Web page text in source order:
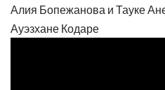
Алия Бопежанова и Тауке
Ауэзхане Кодаре